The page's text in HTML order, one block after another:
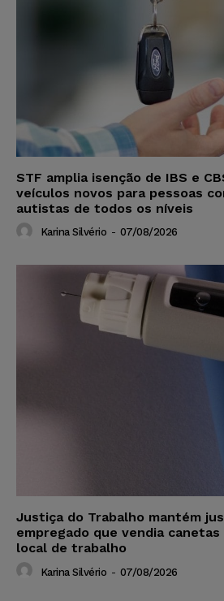
STF amplia isenção de IBS e
veículos novos para pessoas
autistas de todos os níveis
Karina Silvério - 07/08/2026
Justiça do Trabalho mantém
empregado que vendia
local de trabalho
Karina Silvério - 07/08/2026